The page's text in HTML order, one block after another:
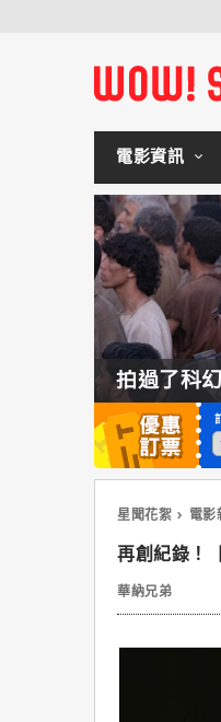
電影資訊
拍過了科
星聞花絮 電影
再創紀錄！
華納兄弟